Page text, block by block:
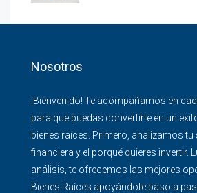
Nosotros
¡Bienvenido! Te acompañamos en
para que puedas convertirte en un
bienes raíces. Primero, analizamos tu
financiera y el porqué quieres invertir.
análisis, te ofrecemos las mejores
Bienes Raíces apoyándote paso a